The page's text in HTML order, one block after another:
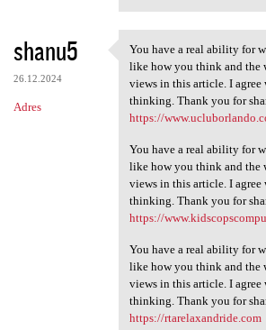
shanu5
26.12.2024
Adres
You have a real
You have a real ability for
like how you think and the
views in this article. I
thinking. Thank you for
https://
You have a real ability for
like how you think and the
views in this article. I
thinking. Thank you for
https://
You have a real ability for
like how you think and the
views in this article. I
thinking. Thank you for
https://rtarelaxandride.com